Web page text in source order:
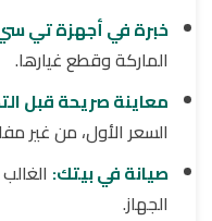
خبرة في أجهزة تي
الماركة وقطع غيارها.
معاينة صريحة قبل
السعر الأول، من غير
صيانة في بيتك:
الجهاز.